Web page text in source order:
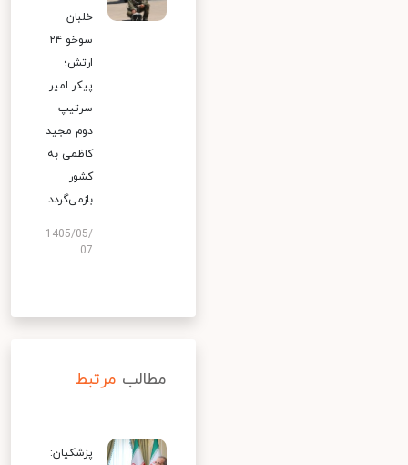
خلبان
سوخو ۲۴
ارتش؛
پیکر امیر
سرتیپ
دوم مجید
کاظمی به
کشور
بازمی‌گردد
1405/05/
07
مطالب مرتبط
پزشکیان: